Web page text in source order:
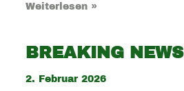
Weiterlesen »
BREAKING NEWS
2. Februar 2026